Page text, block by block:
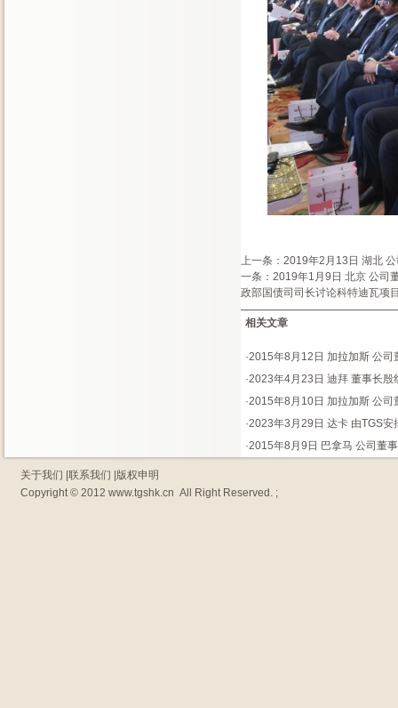
上一条： 2019年2月13日 湖北
一条： 2019年1月9日 北京 公司
政部国债司司长讨论科特迪瓦项
相关文章
·2015年8月12日 加拉加斯 公司
·2023年4月23日 迪拜 董事长殷
·2015年8月10日 加拉加斯 公司
·2023年3月29日 达卡 由TGS安
·2015年8月9日 巴拿马 公司董
关于我们 联系我们
版权申明
Copyright © 2012 www.tgshk.cn All Right Reserved. ;